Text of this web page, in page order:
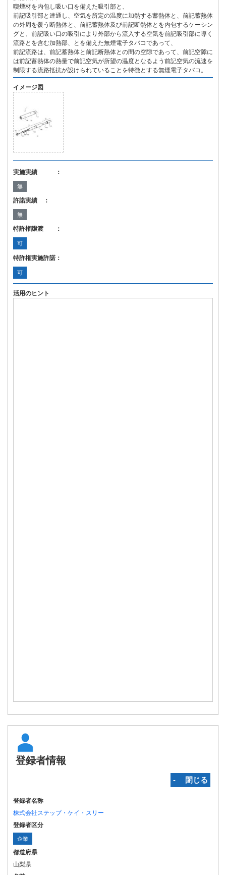
喫煙材を内包し吸い口を備えた吸引部と、
前記吸引部と連通し、空気を所定の温度に加熱する蓄熱体と、前記蓄熱体
の外周を覆う断熱体と、前記蓄熱体及び前記断熱体とを内包するケーシン
グと、前記吸い口の吸引により外部から流入する空気を前記吸引部に導く
流路とを含む加熱部、とを備えた無煙電子タバコであって、
前記流路は、前記蓄熱体と前記断熱体との間の空隙であって、前記空隙に
は前記蓄熱体の熱量で前記空気が所望の温度となるよう前記空気の流速を
制限する流路抵抗が設けられていることを特徴とする無煙電子タバコ。
イメージ図
実施実績 ：
無
許諾実績 ：
無
特許権譲渡 ：
可
特許権実施許諾：
可
活用のヒント
登録者情報
‐ 閉じる
登録者名称
株式会社ステップ・ケイ・スリー
登録者区分
企業
都道府県
山梨県